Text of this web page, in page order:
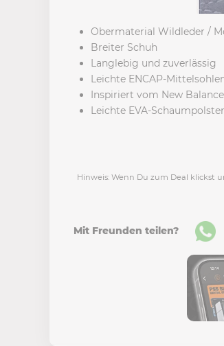
Obermaterial Wildleder /
Breiter Schuh
Langlebig und zuverlässig
Leichte ENCAP-
Inspiriert vom New
Leichte EVA-
Hinweis: Wenn Du zum Deal klickst
Mit Freunden teilen?